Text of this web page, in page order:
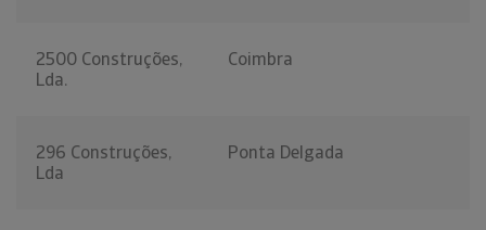
2500 Construções,
Lda.
Coimbra
296 Construções,
Lda
Ponta Delgada